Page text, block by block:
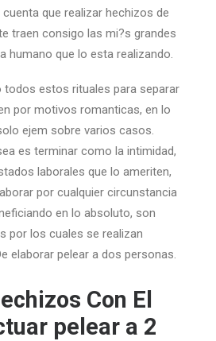
que realizar hechizos de
traen consigo las mi?s grandes
humano que lo esta realizando.
todos estos rituales para separar
por motivos romanticas, en lo
ejem sobre varios casos.
es terminar como la intimidad,
laborales que lo ameriten,
por cualquier circunstancia
en lo absoluto, son
por los cuales se realizan
elaborar pelear a dos personas.
Con El
pelear a 2